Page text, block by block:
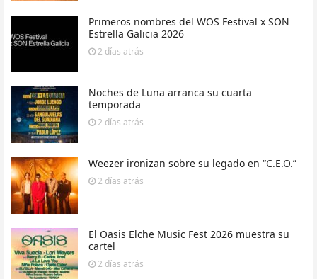
Primeros nombres del WOS Festival x SON
Estrella Galicia 2026
2 días atrás
Noches de Luna arranca su cuarta
temporada
2 días atrás
Weezer ironizan sobre su legado en “C.E.O.”
2 días atrás
El Oasis Elche Music Fest 2026 muestra su
cartel
2 días atrás